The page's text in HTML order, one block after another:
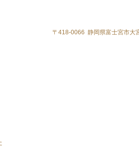
〒418-0066 静岡県富士宮市大